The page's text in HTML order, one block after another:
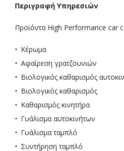
Περιγραφή Υπηρεσιών
Προϊόντα High Performance car
Κέρωμα
Αφαίρεση γρατζουνιών
Βιολογικός καθαρισμός
Βιολογικός καθαρισμός
Καθαρισμός κινητήρα
Γυάλισμα αυτοκινήτων
Γυάλισμα ταμπλό
Συντήρηση ταμπλό